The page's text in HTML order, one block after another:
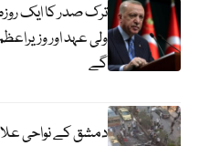
ترک صدر کا ایک
ولی عہد اور
گے
دمشق کے نواحی